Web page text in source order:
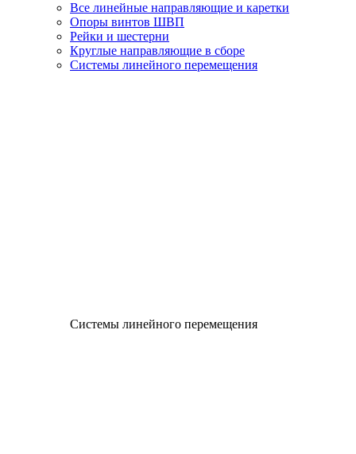
Все линейные направляющие и каретки
Опоры винтов ШВП
Рейки и шестерни
Круглые направляющие в сборе
Системы линейного перемещения
Системы линейного перемещения